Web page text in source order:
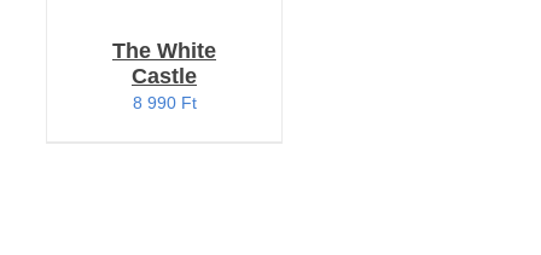
The White
Castle
8 990 Ft